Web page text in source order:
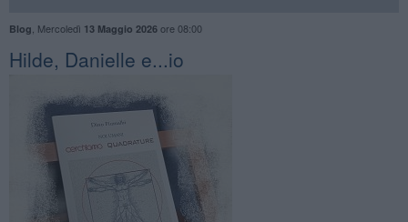
Blog Mercoledì 13 Maggio 2026ore 08:00
Hilde, Danielle e...io